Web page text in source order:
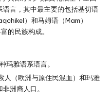
言，其中最主要的包括基切语
）和马姆语（Mam）
的民族构成。
玛雅语系语言。
人（欧洲与原住民混血）和玛雅
洲裔人口。